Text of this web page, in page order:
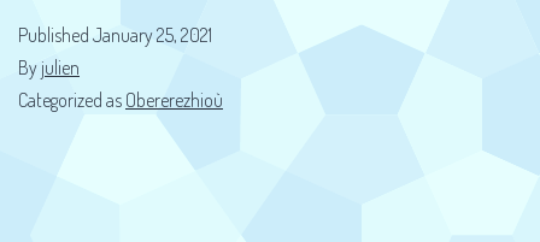
Published January 25, 2021
By julien
Categorized as Obererezhioù